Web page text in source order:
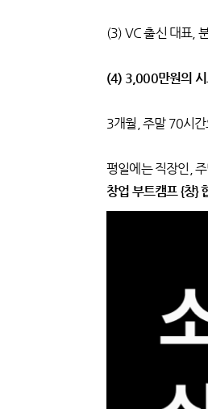
(3) VC 출신 대표,
(4) 3,000만원의 시
3개월, 주말 70시
평일에는 직장인,
창업 부트캠프 {창}